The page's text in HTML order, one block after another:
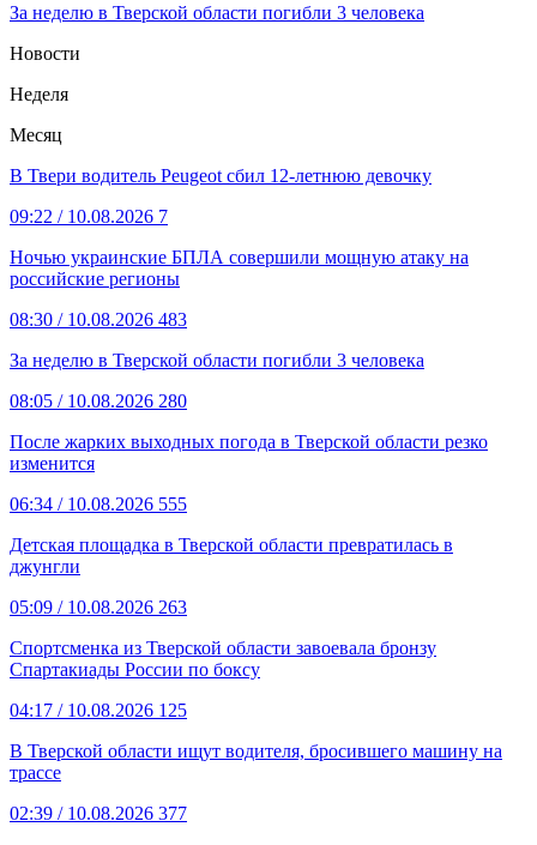
За неделю в Тверской области погибли 3 человека
Новости
Неделя
Месяц
В Твери водитель Peugeot сбил 12-летнюю девочку
09:22 / 10.08.2026 7
Ночью украинские БПЛА совершили мощную атаку на
российские регионы
08:30 / 10.08.2026 483
За неделю в Тверской области погибли 3 человека
08:05 / 10.08.2026 280
После жарких выходных погода в Тверской области резко
изменится
06:34 / 10.08.2026 555
Детская площадка в Тверской области превратилась в
джунгли
05:09 / 10.08.2026 263
Спортсменка из Тверской области завоевала бронзу
Спартакиады России по боксу
04:17 / 10.08.2026 125
В Тверской области ищут водителя, бросившего машину на
трассе
02:39 / 10.08.2026 377